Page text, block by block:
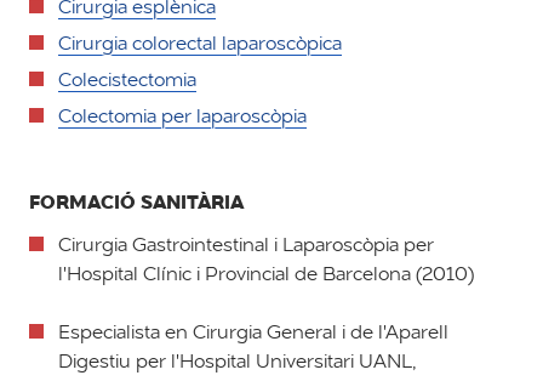
Cirurgia esplènica
Cirurgia colorectal laparoscòpica
Colecistectomia
Colectomia per laparoscòpia
FORMACIÓ SANITÀRIA
Cirurgia Gastrointestinal i Laparoscòpia per
l'Hospital Clínic i Provincial de Barcelona (2010)
Especialista en Cirurgia General i de l'Aparell
Digestiu per l'Hospital Universitari UANL,